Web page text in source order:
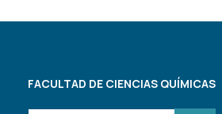
FACULTAD DE CIENCIAS QUÍMICAS